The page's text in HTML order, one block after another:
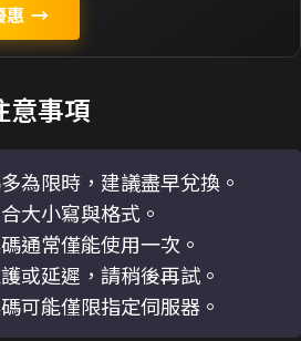
惠 →
事項
為限時，建議盡早兌換。
大小寫與格式。
通常僅能使用一次。
或延遲，請稍後再試。
可能僅限指定伺服器。